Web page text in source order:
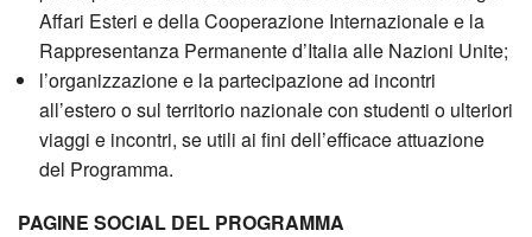
Affari Esteri e della Cooperazione Internazionale e la
Rappresentanza Permanente d’Italia alle Nazioni Unite;
l’organizzazione e la partecipazione ad incontri
all’estero o sul territorio nazionale con studenti o ulteriori
viaggi e incontri, se utili ai fini dell’efficace attuazione
del Programma.
PAGINE SOCIAL DEL PROGRAMMA